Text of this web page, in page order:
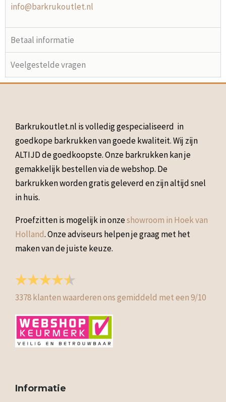
info@barkrukoutlet.nl
Betaal informatie
Veelgestelde vragen
Barkrukoutlet.nl is volledig gespecialiseerd in
goedkope barkrukken van goede kwaliteit. Wij zijn
ALTIJD de goedkoopste. Onze barkrukken kan je
gemakkelijk bestellen via de webshop. De
barkrukken worden gratis geleverd en zijn altijd snel
in huis.
Proefzitten is mogelijk in onzeshowroom in Hoek van
Holland. Onze adviseurs helpen je graag met het
maken van de juiste keuze.
3378klanten waarderen ons gemiddeld met een9/10
Informatie